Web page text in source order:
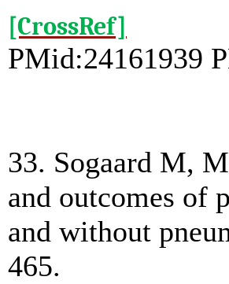
[CrossRef]
PMid:24161939
33. Sogaard M,
and outcomes of
and without
465.